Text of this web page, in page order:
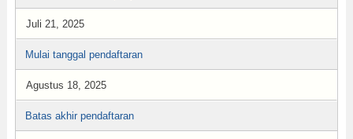
Juli 21, 2025
Mulai tanggal pendaftaran
Agustus 18, 2025
Batas akhir pendaftaran